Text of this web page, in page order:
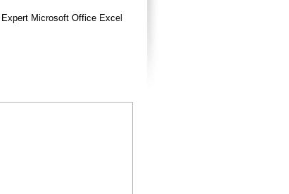
Microsoft Office Excel